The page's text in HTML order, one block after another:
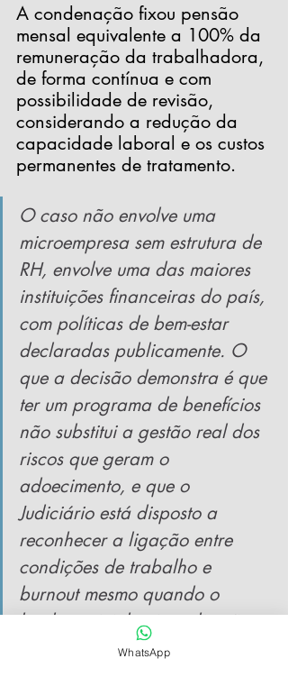
A condenação fixou pensão
mensal equivalente a 100% da
remuneração da trabalhadora,
de forma contínua e com
possibilidade de revisão,
considerando a redução da
capacidade laboral e os custos
permanentes de tratamento.
O caso não envolve uma
microempresa sem estrutura de
RH, envolve uma das maiores
instituições financeiras do país,
com políticas de bem-estar
declaradas publicamente. O
que a decisão demonstra é que
ter um programa de benefícios
não substitui a gestão real dos
riscos que geram o
adoecimento, e que o
Judiciário está disposto a
reconhecer a ligação entre
condições de trabalho e
burnout mesmo quando o
laudo pericial vai na direção
WhatsApp